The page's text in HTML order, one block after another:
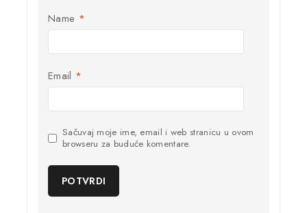
Name *
Email *
Sačuvaj moje ime, email i web stranicu u ovom
browseru za buduće komentare.